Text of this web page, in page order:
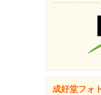
成好堂フォ